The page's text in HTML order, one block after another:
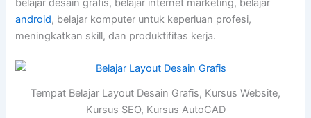
belajar desain grafis, belajar internet marketing, belajar
android, belajar komputer untuk keperluan profesi,
meningkatkan skill, dan produktifitas kerja.
Tempat Belajar Layout Desain Grafis, Kursus Website,
Kursus SEO, Kursus AutoCAD